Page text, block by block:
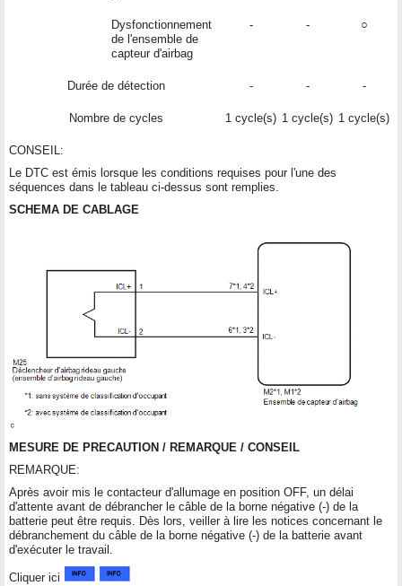
Dysfonctionnement
de l'ensemble de
capteur d'airbag
- - ○
Durée de détection - - -
Nombre de cycles 1 cycle(s) 1 cycle(s) 1 cycle(s)
CONSEIL:
Le DTC est émis lorsque les conditions requises pour l'une des
séquences dans le tableau ci-dessus sont remplies.
SCHEMA DE CABLAGE
MESURE DE PRECAUTION / REMARQUE / CONSEIL
REMARQUE:
Après avoir mis le contacteur d'allumage en position OFF, un délai
d'attente avant de débrancher le câble de la borne négative (-) de la
batterie peut être requis. Dès lors, veiller à lire les notices concernant le
débranchement du câble de la borne négative (-) de la batterie avant
d'exécuter le travail.
Cliquer ici